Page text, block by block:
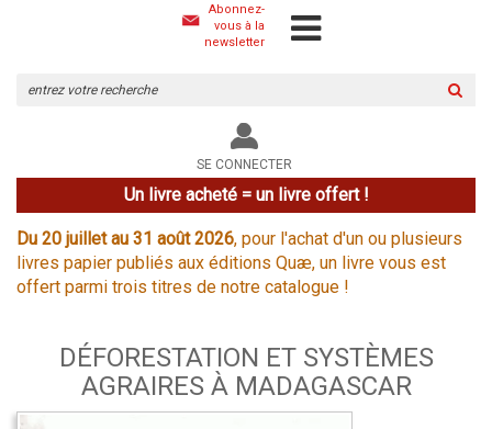
Abonnez-
vous à la
newsletter
le
site
SE CONNECTER
Un livre acheté = un livre offert !
Du 20 juillet au 31 août 2026, pour l'achat d'un ou plusieurs
livres papier publiés aux éditions Quæ, un livre vous est
offert parmi trois titres de notre catalogue !
DÉFORESTATION ET SYSTÈMES
AGRAIRES À MADAGASCAR